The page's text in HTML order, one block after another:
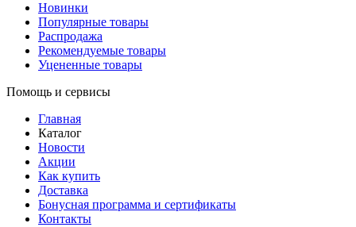
Новинки
Популярные товары
Распродажа
Рекомендуемые товары
Уцененные товары
Помощь и сервисы
Главная
Каталог
Новости
Акции
Как купить
Доставка
Бонусная программа и сертификаты
Контакты